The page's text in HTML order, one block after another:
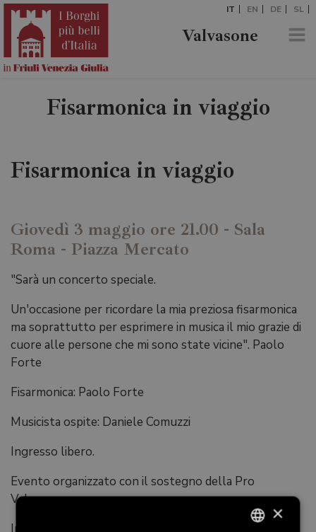
IT EN DE SL
Valvasone
Fisarmonica in viaggio
Fisarmonica in viaggio
Giovedì 3 maggio ore 21.00 - Sala
Roma - Piazza Mercato
"Sarà un concerto speciale.
Un'occasione per ricordare la mia preziosa fisarmonica
ma soprattutto per esprimere in musica il mio grazie di
cuore alle persone che mi sono state vicine". Paolo
Forte
Fisarmonica: Paolo Forte
Musicista ospite: Daniele Comuzzi
Ingresso libero.
Evento organizzato con il sostegno della Pro
Valvasone
×